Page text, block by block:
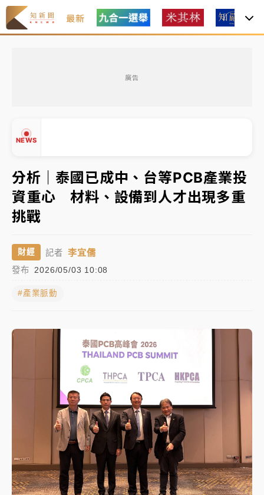
最新
廣告
NEWS
中颱白海豚環流掠北海！今明防劇烈降雨 東部高溫飆
38度
周末精選｜ 慈濟遭詐10億完整始末曝！律師掮客大玩兩
面手法 郭台銘、蔡英文成關鍵
本周爆款短影音｜
柯文哲帶電子手鐶拄拐杖現身／周玉
蔻蔡玉真開撕爆料
周末精選｜
任 預算難關如何解？
要3件事
買1送1
白海豚逼近！新北高灘地停車場下午4時強制拖吊 中午
開放水門周邊紅黃線停車
中颱白海豚環流掠北海！今明防劇烈降雨 東部高溫飆
周末精選｜ 慈濟遭詐10億完整始末曝！律師掮客大玩兩
面手法 郭台銘、蔡英文成關鍵
本周爆款短影音｜ 柯文哲帶電子手鐶拄拐杖現身／周玉
蔻蔡玉真開撕爆料
▼
分析｜泰國已成中、台等PCB產業投
資重心 材料、設備到人才出現多重
挑戰
財經 記者 李宜儒
發布 2026/05/03 10:08
#產業脈動